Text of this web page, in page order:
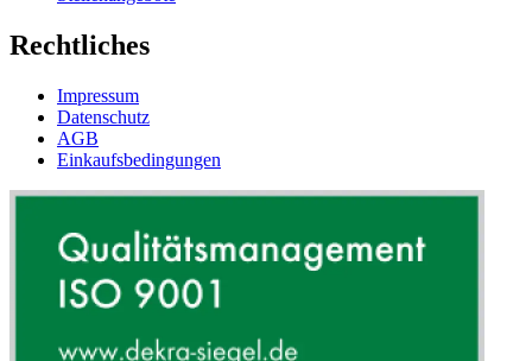
Rechtliches
Impressum
Datenschutz
AGB
Einkaufsbedingungen